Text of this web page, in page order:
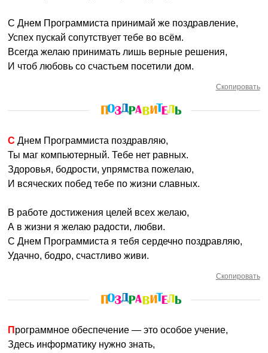
С Днем Программиста принимай же поздравление,
Успех пускай сопутствует тебе во всём.
Всегда желаю принимать лишь верные решения,
И чтоб любовь со счастьем посетили дом.
Скопировать
С Днем Программиста поздравляю,
Ты маг компьютерный. Тебе нет равных.
Здоровья, бодрости, упрямства пожелаю,
И всяческих побед тебе по жизни славных.
В работе достижения целей всех желаю,
А в жизни я желаю радости, любви.
С Днем Программиста я тебя сердечно поздравляю,
Удачно, бодро, счастливо живи.
Скопировать
Программное обеспечение — это особое учение,
Здесь информатику нужно знать,